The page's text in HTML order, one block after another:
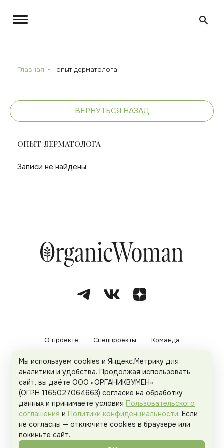
Главная опыт дерматолога
ВЕРНУТЬСЯ НАЗАД
ОПЫТ ДЕРМАТОЛОГА
Записи не найдены.
О проекте Спецпроекты Команда
Рекламодателям Политика конфиденциальности
Пользовательское соглашение
Organicwoman.ru . Все права защищены.
Мы используем cookies и Яндекс.Метрику для
аналитики и удобства. Продолжая использовать
сайт, вы даёте ООО «ОРГАНИКВУМЕН»
(ОГРН 1165027064663) согласие на обработку
данных и принимаете условия Пользовательского
соглашения и Политики конфиденциальности. Если
не согласны — отключите cookies в браузере или
покиньте сайт.